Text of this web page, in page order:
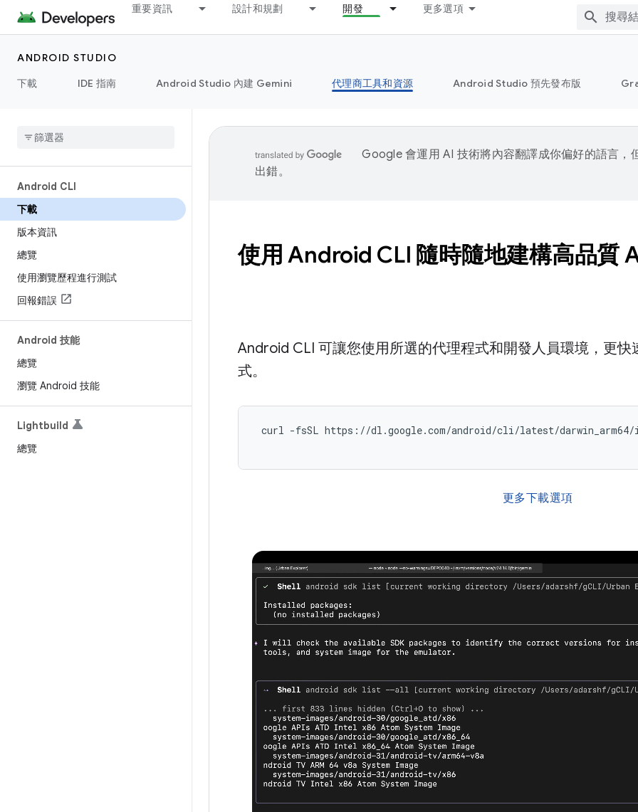
重要資訊 設計和規劃 開發 更多選項
ANDROID STUDIO
下載
IDE 指南 Android Studio 內建 Gemini 代理商工具和資源 Android Studio 預先發布版
Android CLI
下載
版本資訊
總覽
使用瀏覽歷程進行測試
回報錯誤
Android 技能
總覽
瀏覽 Android 技能
Lightbuild
總覽
Google 會運用 AI 技術將內容翻譯成你偏好的語言，
出錯。
使用 Android CLI 隨時隨地建構高品質
Android CLI 可讓您使用所選的代理程式和開發人員環境，更
式。
curl -fsSL https://dl.google.com/android/cli/latest/
更多下載選項